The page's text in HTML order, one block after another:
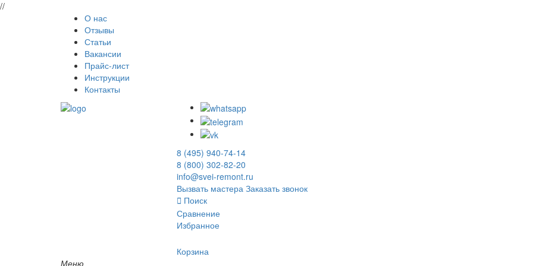
//
О нас
Отзывы
Статьи
Вакансии
Прайс-лист
Инструкции
Контакты
8 (495) 940-74-14
8 (800) 302-82-20
info@svei-remont.ru
Вызвать мастера Заказать звонок
Поиск
Сравнение
Избранное
Корзина
Меню